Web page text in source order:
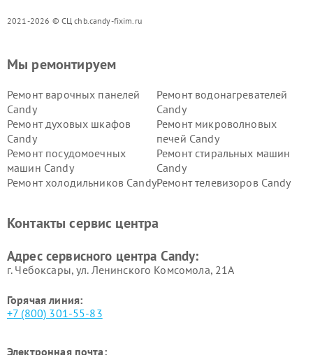
2021-2026 © СЦ chb.candy-fixim.ru
Мы ремонтируем
Ремонт варочных панелей
Candy
Ремонт водонагревателей
Candy
Ремонт духовых шкафов
Candy
Ремонт микроволновых
печей Candy
Ремонт посудомоечных
машин Candy
Ремонт стиральных машин
Candy
Ремонт холодильников CandyРемонт телевизоров Candy
Контакты сервис центра
Адрес сервисного центра Candy:
г. Чебоксары, ул. Ленинского Комсомола, 21А
Горячая линия:
+7 (800) 301-55-83
Электронная почта: